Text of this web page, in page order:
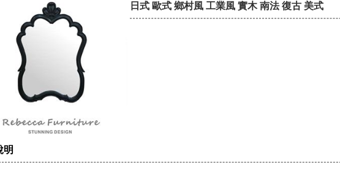
日式 歐式 鄉村風 工業風 實木 南法 復古 美式
明